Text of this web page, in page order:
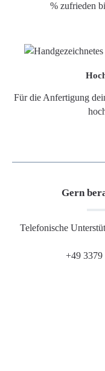
% zufrieden
Für die Anfertigung
Gern
Telefonische
+49 3379